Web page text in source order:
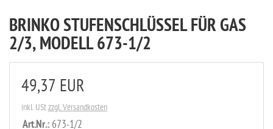
BRINKO STUFENSCHLÜSSEL FÜR GAS
2/3, MODELL 673-1/2
49,37 EUR
inkl. UStzzgl. Versandkosten
Art.Nr.: 673-1/2